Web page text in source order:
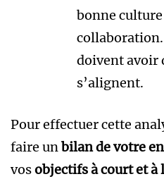
bonne
doivent avoir
s’alignent.
Pour effectuer cette
faire unbilan de votre
vosobjectifs à court et à